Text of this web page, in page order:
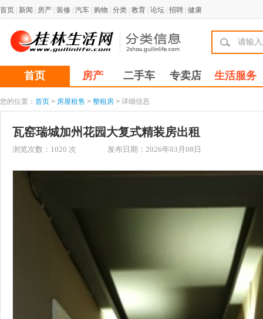
首页 新闻 房产 装修 汽车 购物 分类 教育 论坛 招聘 健康
首页 房产 二手车 专卖店 生活服务
您的位置： 首页 > 房屋租售 > 整租房 > 详细信息
瓦窑瑞城加州花园大复式精装房出租
浏览次数： 1020 次 发布日期：2026年03月08日